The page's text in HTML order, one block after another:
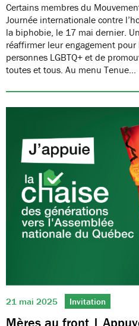
Certains membres du
Journée internationale contre
la biphobie, le 17 mai dernier.
réaffirmer leur engagement
personnes LGBTQ+ et de
toutes et tous. Au menu Tenue…
21 mai 2025 Invitation
Mères au front |